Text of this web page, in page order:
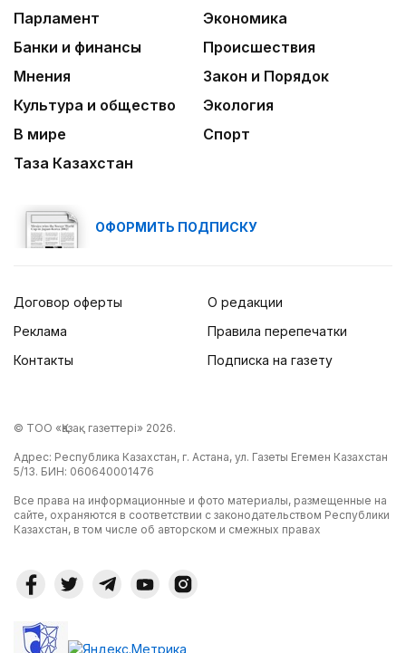
Парламент
Экономика
Банки и финансы
Происшествия
Мнения
Закон и Порядок
Культура и общество
Экология
В мире
Спорт
Таза Казахстан
ОФОРМИТЬ ПОДПИСКУ
Договор оферты
Реклама
Контакты
О редакции
Правила перепечатки
Подписка на газету
© ТОО «Қазақ газеттері» 2026.
Адрес: Республика Казахстан, г. Астана, ул. Газеты Егемен Казахстан
5/13. БИН: 060640001476
Все права на информационные и фото материалы, размещенные на
сайте, охраняются в соответствии с законодательством Республики
Казахстан, в том числе об авторском и смежных правах